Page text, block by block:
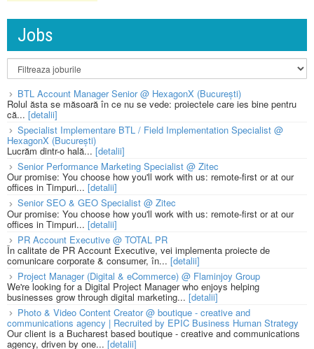
Jobs
BTL Account Manager Senior @ HexagonX (București)
Rolul ăsta se măsoară în ce nu se vede: proiectele care ies bine pentru
că... [detalii]
Specialist Implementare BTL / Field Implementation Specialist @
HexagonX (București)
Lucrăm dintr-o hală... [detalii]
Senior Performance Marketing Specialist @ Zitec
Our promise: You choose how you'll work with us: remote-first or at our
offices in Timpuri... [detalii]
Senior SEO & GEO Specialist @ Zitec
Our promise: You choose how you'll work with us: remote-first or at our
offices in Timpuri... [detalii]
PR Account Executive @ TOTAL PR
În calitate de PR Account Executive, vei implementa proiecte de
comunicare corporate & consumer, în... [detalii]
Project Manager (Digital & eCommerce) @ Flaminjoy Group
We're looking for a Digital Project Manager who enjoys helping
businesses grow through digital marketing... [detalii]
Photo & Video Content Creator @ boutique - creative and
communications agency | Recruited by EPIC Business Human Strategy
Our client is a Bucharest based boutique - creative and communications
agency, driven by one... [detalii]